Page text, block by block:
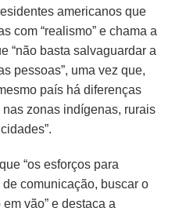
americanos que
com “realismo” e chama a
“não basta salvaguardar a
pessoas”, uma vez que,
país há diferenças
zonas indígenas, rurais
“os esforços para
comunicação, buscar o
vão” e destaca a